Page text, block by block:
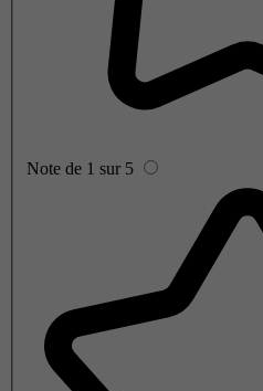
Note de 1 sur 5